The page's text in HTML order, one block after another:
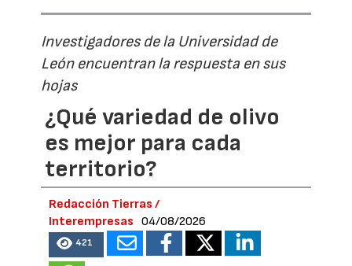
Investigadores de la Universidad de
León encuentran la respuesta en sus
hojas
¿Qué variedad de olivo
es mejor para cada
territorio?
Redacción Tierras /
Interempresas
04/08/2026
421